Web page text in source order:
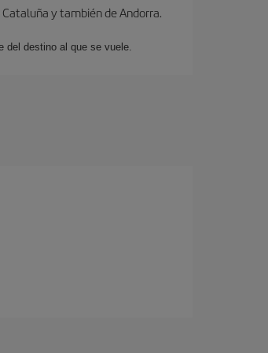
y también de Andorra.
del destino al que se vuele.